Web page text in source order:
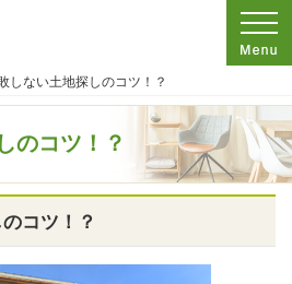
しない土地探しのコツ！？
のコツ！？
市の注文住宅・新築戸建てを手がける工務店
築戸建てを手がける工務店なら石井工務店
コツ！？